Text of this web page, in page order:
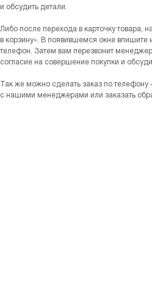
и обсудить детали.
Либо после перехода в карточку товара,
в корзину». В появившемся окне впишите
телефон. Затем вам перезвонит
согласие на совершение покупки и
Так же можно сделать заказ по
с нашими менеджерами или заказать